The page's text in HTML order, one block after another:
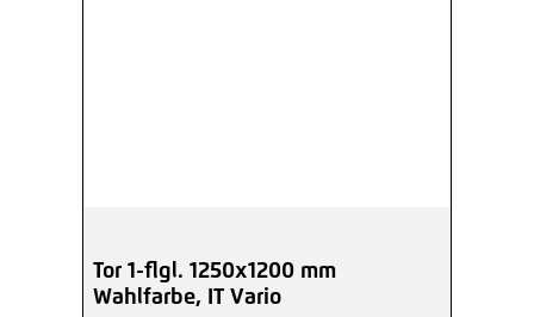
Tor 1-flgl. 1250x1200 mm
Wahlfarbe, IT Vario